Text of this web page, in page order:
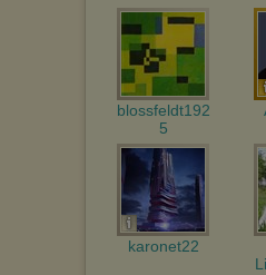
blossfeldt192
5
karonet22